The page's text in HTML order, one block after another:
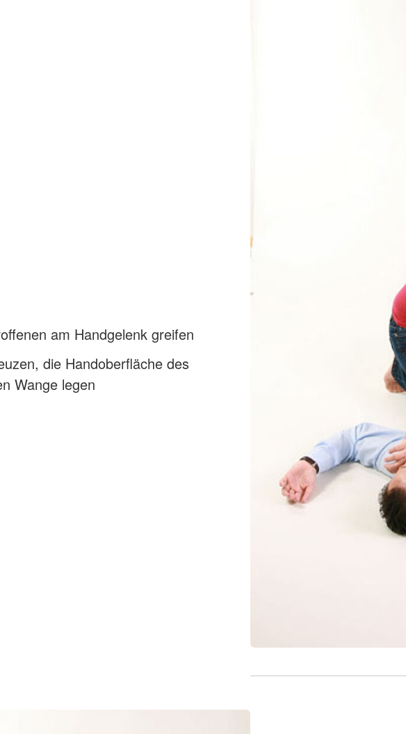
am Handgelenk greifen
die Handoberfläche des
Wange legen